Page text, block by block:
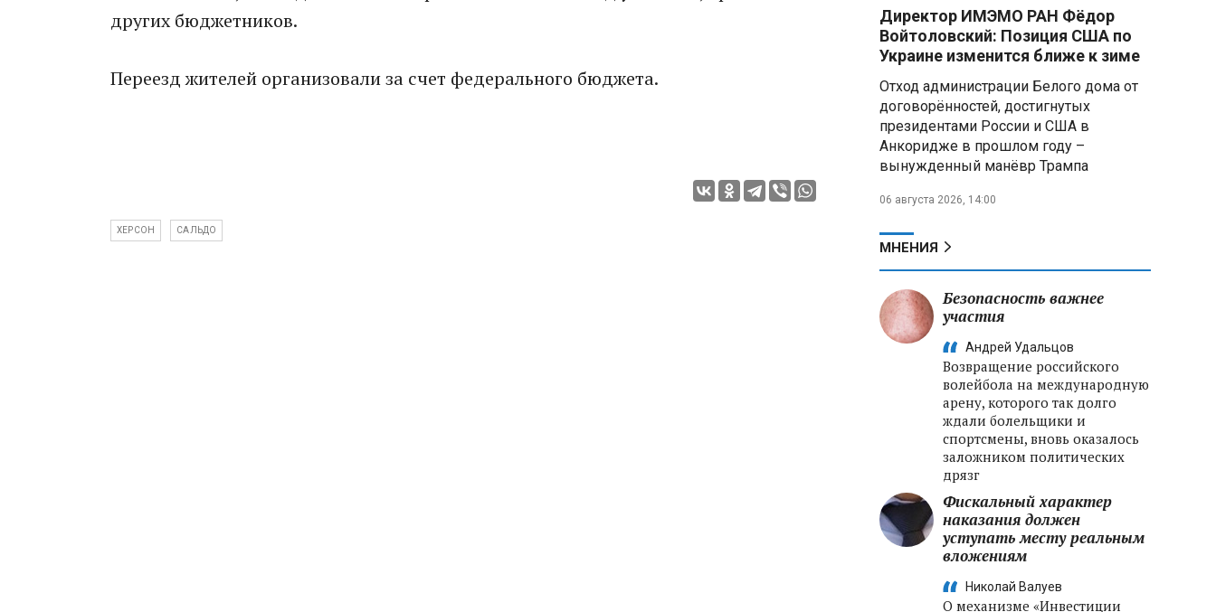
других бюджетников.
Переезд жителей организовали за счет федерального бюджета.
ХЕРСОН САЛЬДО
Директор ИМЭМО РАН Фёдор
Войтоловский: Позиция США по
Украине изменится ближе к зиме
Отход администрации Белого дома от
договорённостей, достигнутых
президентами России и США в
Анкоридже в прошлом году –
вынужденный манёвр Трампа
06 августа 2026, 14:00
МНЕНИЯ
Безопасность важнее
участия
Андрей Удальцов
Возвращение российского
волейбола на международную
арену, которого так долго
ждали болельщики и
спортсмены, вновь оказалось
заложником политических
дрязг
Фискальный характер
наказания должен
уступать месту реальным
вложениям
Николай Валуев
О механизме «Инвестиции